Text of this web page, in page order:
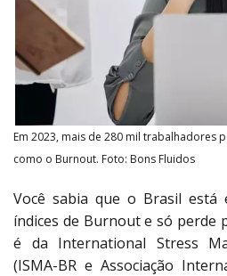
Em 2023, mais de 280 mil
como o Burnout. Foto: Bons Fluidos
Você sabia que o Brasil está
índices de Burnout e só perde
é da International Stress
(ISMA-BR e Associação